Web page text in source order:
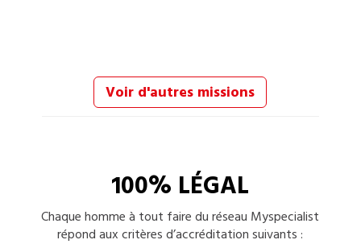
Voir d'autres missions
100% LÉGAL
Chaquehomme à tout fairedu réseau Myspecialist
répond aux critères d’accréditation suivants :